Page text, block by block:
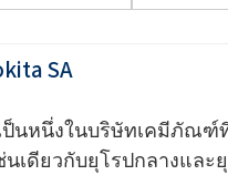
SA
เป็นหนึ่งในบริษัทเคมีภัณ
เดียวกับยุโรปกลางและ